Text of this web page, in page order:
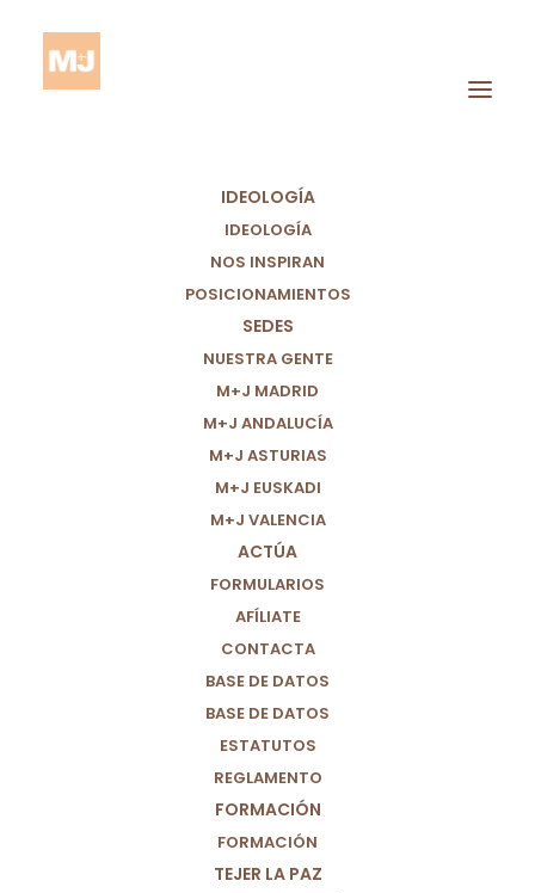
IDEOLOGÍA
IDEOLOGÍA
NOS INSPIRAN
POSICIONAMIENTOS
SEDES
NUESTRA GENTE
M+J MADRID
M+J ANDALUCÍA
M+J ASTURIAS
M+J EUSKADI
M+J VALENCIA
ACTÚA
FORMULARIOS
AFÍLIATE
CONTACTA
BASE DE DATOS
BASE DE DATOS
ESTATUTOS
REGLAMENTO
FORMACIÓN
FORMACIÓN
TEJER LA PAZ
Víctimas Mortales